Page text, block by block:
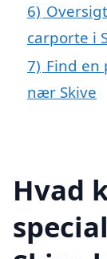
6)
carporte i
7) Find en
nær Skive
Hvad